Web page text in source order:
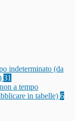
indeterminato (da
31
a tempo
in tabelle) 6